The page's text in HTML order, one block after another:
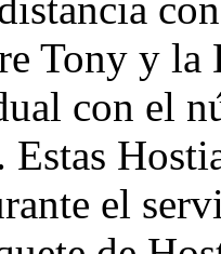
Tony y la
con el
el